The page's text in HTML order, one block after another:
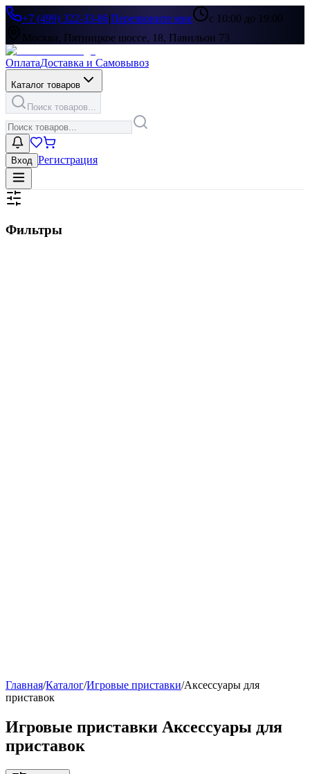
+7 (499) 322-33-86|Перезвоните мне
с 10:00 до 19:00
Москва, Пятницкое шоссе, 18, Павильон 73
ОплатаДоставка и Самовывоз
Каталог товаров
Поиск товаров...
Вход Регистрация
Фильтры
Главная/Каталог/Игровые приставки/Аксессуары для
приставок
Игровые приставки Аксессуары для
приставок